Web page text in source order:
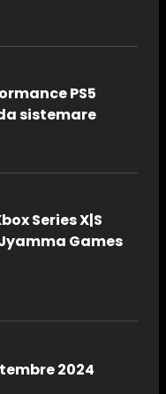
PS5
sistemare
Series X|S
Games
2024